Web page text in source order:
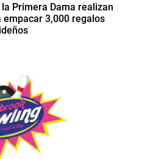
la Primera Dama realizan
empacar 3,000 regalos